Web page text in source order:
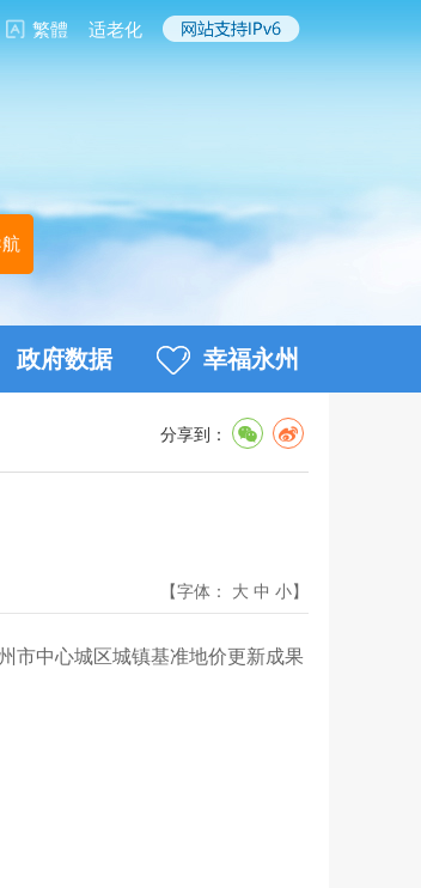
繁體 适老化
政府数据 幸福永州
分享到：
【字体： 大 中 小】
市中心城区城镇基准地价更新成果